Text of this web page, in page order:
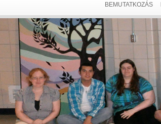
BEMUTATKOZÁS